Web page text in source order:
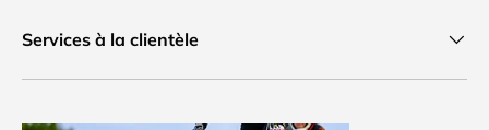
Services à la clientèle